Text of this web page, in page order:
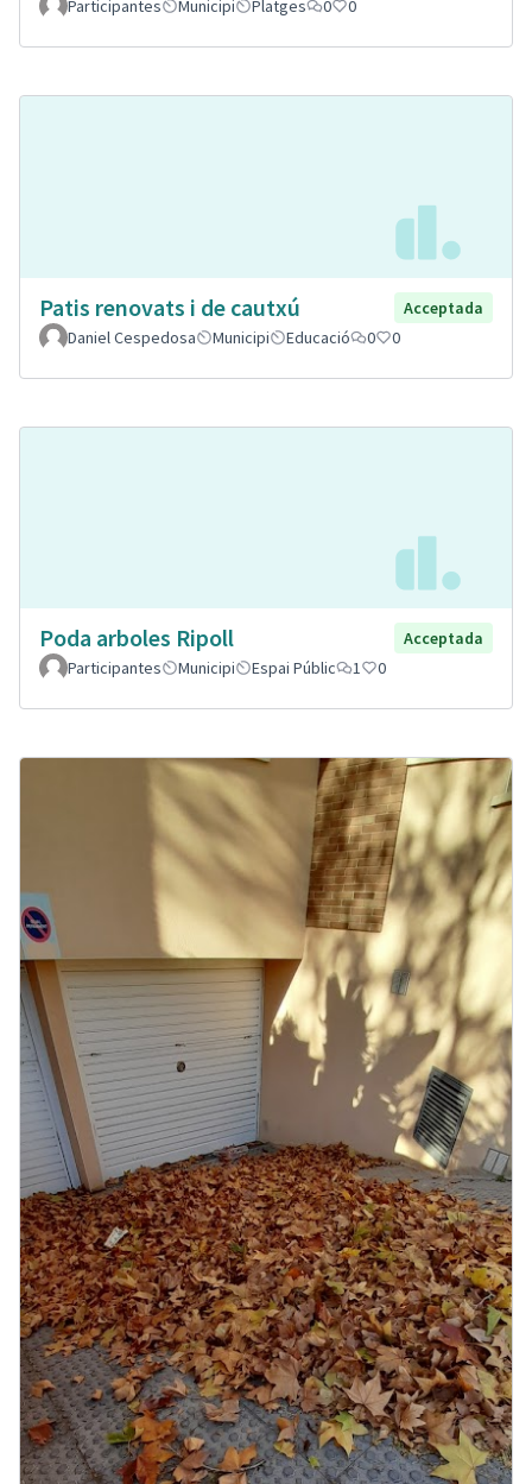
Participantes Municipi Platges 0 0
Patis renovats i de cautxú
Acceptada
Daniel Cespedosa
Municipi Educació 0 0
Poda arboles Ripoll
Acceptada
Participantes
Municipi Espai Públic 1 0